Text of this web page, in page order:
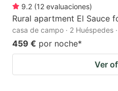
9.2 (12 evaluaciones)
Rural apartment El Sauce
casa de campo · 2 Huéspedes
459 € por noche*
Ver